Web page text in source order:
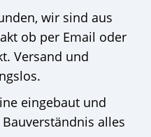
wir sind aus
ob per Email oder
Versand und
eingebaut und
alles